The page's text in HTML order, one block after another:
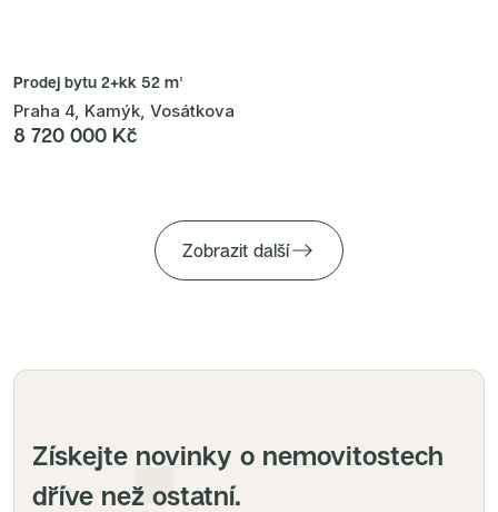
Prodej bytu 2+kk 52 m²
Praha 4, Kamýk, Vosátkova
8 720 000 Kč
Zobrazit další
Získejte novinky o nemovitostech
dříve než ostatní.